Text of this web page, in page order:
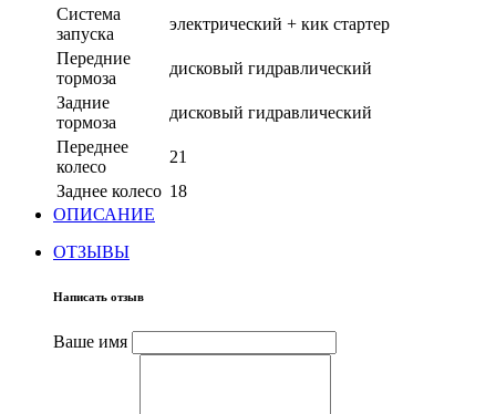
Система
запуска
электрический + кик стартер
Передние
тормоза
дисковый гидравлический
Задние
тормоза
дисковый гидравлический
Переднее
колесо
21
Заднее колесо 18
ОПИСАНИЕ
ОТЗЫВЫ
Написать отзыв
Ваше имя